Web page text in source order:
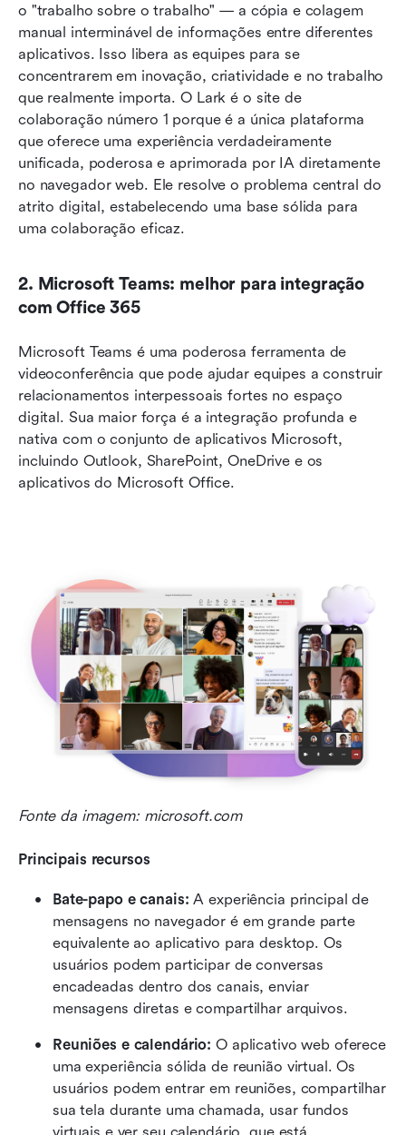
o "trabalho sobre o trabalho" — a cópia e colagem
manual interminável de informações entre diferentes
aplicativos. Isso libera as equipes para se
concentrarem em inovação, criatividade e no trabalho
que realmente importa. O Lark é o site de
colaboração número 1 porque é a única plataforma
que oferece uma experiência verdadeiramente
unificada, poderosa e aprimorada por IA diretamente
no navegador web. Ele resolve o problema central do
atrito digital, estabelecendo uma base sólida para
uma colaboração eficaz.
2. Microsoft Teams: melhor para integração
com Office 365
Microsoft Teams é uma poderosa ferramenta de
videoconferência que pode ajudar equipes a construir
relacionamentos interpessoais fortes no espaço
digital. Sua maior força é a integração profunda e
nativa com o conjunto de aplicativos Microsoft,
incluindo Outlook, SharePoint, OneDrive e os
aplicativos do Microsoft Office.
Fonte da imagem: microsoft.com
Principais recursos
Bate-papo e canais: A experiência principal de
mensagens no navegador é em grande parte
equivalente ao aplicativo para desktop. Os
usuários podem participar de conversas
encadeadas dentro dos canais, enviar
mensagens diretas e compartilhar arquivos.
Reuniões e calendário: O aplicativo web oferece
uma experiência sólida de reunião virtual. Os
usuários podem entrar em reuniões, compartilhar
sua tela durante uma chamada, usar fundos
virtuais e ver seu calendário, que está